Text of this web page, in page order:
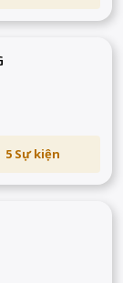
5 Sự kiện